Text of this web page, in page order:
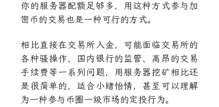
你的服务器配额足够多，用这种方式参与加
密币的交易也是一种可行的方式。
相比直接在交易所入金，可能面临交易所的
各种骚操作、国内银行的监管、高昂的交易
手续费等一系列问题，用服务器挖矿相比还
是很简单的，适合小赌怡情，甚至可以理解
为一种参与币圈一级市场的定投行为。